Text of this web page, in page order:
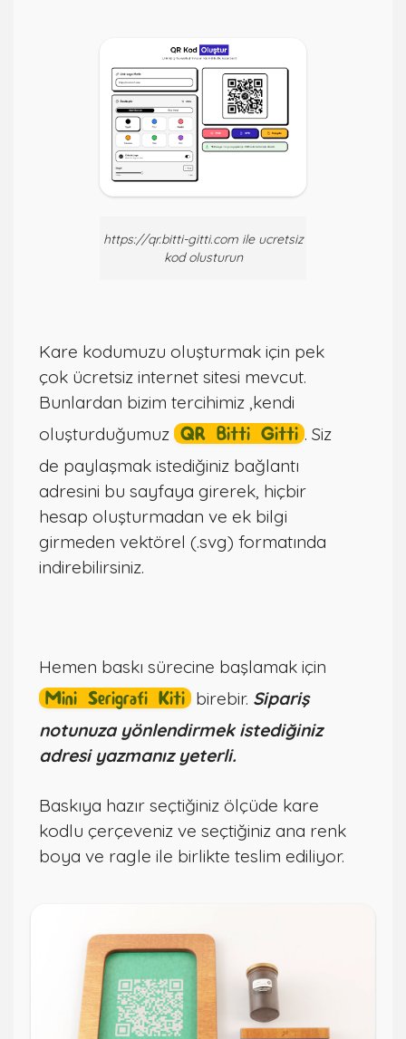
https://qr.bitti-gitti.com ile ucretsiz
kod olusturun
Kare kodumuzu oluşturmak için pek
çok ücretsiz internet sitesi mevcut.
Bunlardan bizim tercihimiz ,kendi
oluşturduğumuz QR Bitti Gitti . Siz
de paylaşmak istediğiniz bağlantı
adresini bu sayfaya girerek, hiçbir
hesap oluşturmadan ve ek bilgi
girmeden vektörel (.svg) formatında
indirebilirsiniz.
Hemen baskı sürecine başlamak için
Mini Serigrafi Kiti birebir. Sipariş
notunuza yönlendirmek istediğiniz
adresi yazmanız yeterli.
Baskıya hazır seçtiğiniz ölçüde kare
kodlu çerçeveniz ve seçtiğiniz ana renk
boya ve ragle ile birlikte teslim ediliyor.